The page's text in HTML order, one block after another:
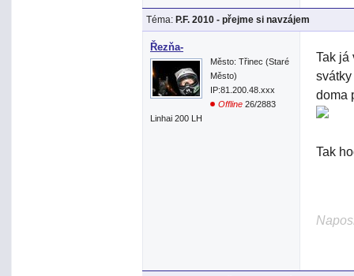
Téma: P.F. 2010 - přejme si navzájem
Řezňa-
Město: Třinec (Staré
Město)
IP:81.200.48.xxx
Offline 26/2883
Linhai 200 LH
Tak já
doma
Tak